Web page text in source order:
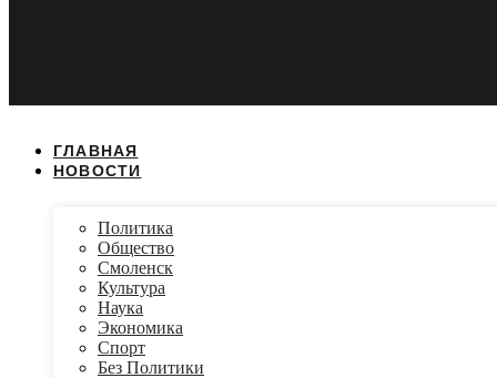
ГЛАВНАЯ
НОВОСТИ
Политика
Общество
Смоленск
Культура
Наука
Экономика
Спорт
Без Политики